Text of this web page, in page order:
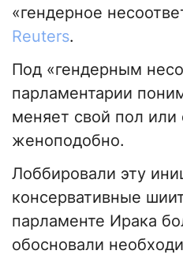
«гендерное
Reuters.
Под «гендерным
парламентарии
меняет свой пол или
женоподобно.
Лоббировали эту
консервативные
парламенте Ирака
обосновали